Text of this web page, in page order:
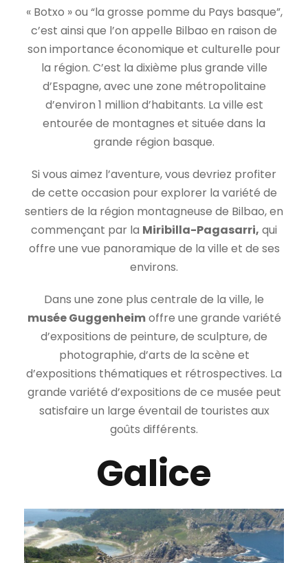
« Botxo » ou “la grosse pomme du Pays basque”,
c’est ainsi que l’on appelle Bilbao en raison de
son importance économique et culturelle pour
la région. C’est la dixième plus grande ville
d’Espagne, avec une zone métropolitaine
d’environ 1 million d’habitants. La ville est
entourée de montagnes et située dans la
grande région basque.
Si vous aimez l’aventure, vous devriez profiter
de cette occasion pour explorer la variété de
sentiers de la région montagneuse de Bilbao, en
commençant par la Miribilla-Pagasarri, qui
offre une vue panoramique de la ville et de ses
environs.
Dans une zone plus centrale de la ville, le
musée Guggenheimoffre une grande variété
d’expositions de peinture, de sculpture, de
photographie, d’arts de la scène et
d’expositions thématiques et rétrospectives. La
grande variété d’expositions de ce musée peut
satisfaire un large éventail de touristes aux
goûts différents.
Galice